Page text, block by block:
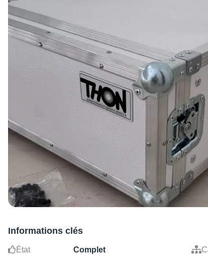
Informations clés
État Complet